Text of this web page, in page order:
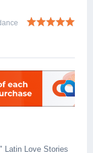
Latin Love Stories